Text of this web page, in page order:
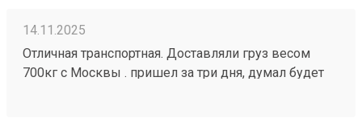
14.11.2025
Отличная транспортная. Доставляли груз весом
700кг с Москвы . пришел за три дня, думал будет